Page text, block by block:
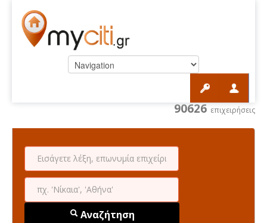
90626 επιχειρήσεις
Αναζήτηση